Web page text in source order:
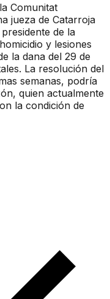
Comunitat
jueza de Catarroja
de la
y lesiones
la dana del 29 de
La resolución del
semanas, podría
quien actualmente
la condición de